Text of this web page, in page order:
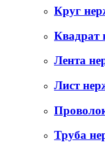
Круг
Квадрат
Лента
Лист
Труба